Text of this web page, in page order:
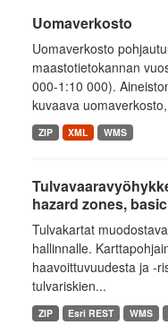
Uomaverkosto
Uomaverkosto
maastotietokannan
000-1:10 000).
kuvaava
ZIP XML WMS
hazard zones,
Tulvakartat
hallinnalle.
haavoittuvuudesta ja -
tulvariskien...
ZIP Esri REST WMS